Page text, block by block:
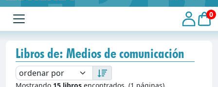
0
Libros de: Medios de comunicación